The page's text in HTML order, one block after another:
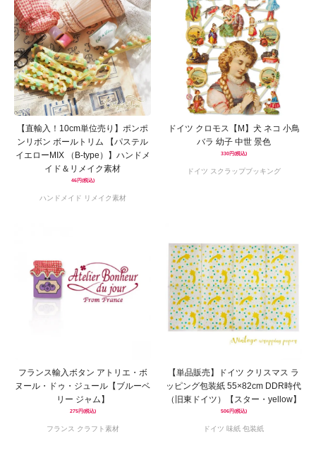
【直輸入！10cm単位売り】ポンポ
ンリボン ボールトリム 【パステル
イエローMIX （B-type）】ハンドメ
イド＆リメイク素材
46円(税込)
ハンドメイド リメイク素材
ドイツ クロモス【M】犬 ネコ 小鳥
バラ 幼子 中世 景色
330円(税込)
ドイツ スクラップブッキング
フランス輸入ボタン アトリエ・ボ
ヌール・ドゥ・ジュール【ブルーベ
リー ジャム】
275円(税込)
フランス クラフト素材
【単品販売】ドイツ クリスマス ラ
ッピング包装紙 55×82cm DDR時代
（旧東ドイツ）【スター・yellow】
506円(税込)
ドイツ 味紙 包装紙